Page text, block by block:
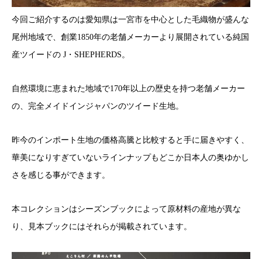
今回ご紹介するのは愛知県は一宮市を中心とした毛織物が盛んな
尾州地域で、創業1850年の老舗メーカーより展開されている純国
産ツイードの J・SHEPHERDS。
自然環境に恵まれた地域で170年以上の歴史を持つ老舗メーカー
の、完全メイドインジャパンのツイード生地。
昨今のインポート生地の価格高騰と比較すると手に届きやすく、
華美になりすぎていないラインナップもどこか日本人の奥ゆかし
さを感じる事ができます。
本コレクションはシーズンブックによって原材料の産地が異な
り、見本ブックにはそれらが掲載されています。